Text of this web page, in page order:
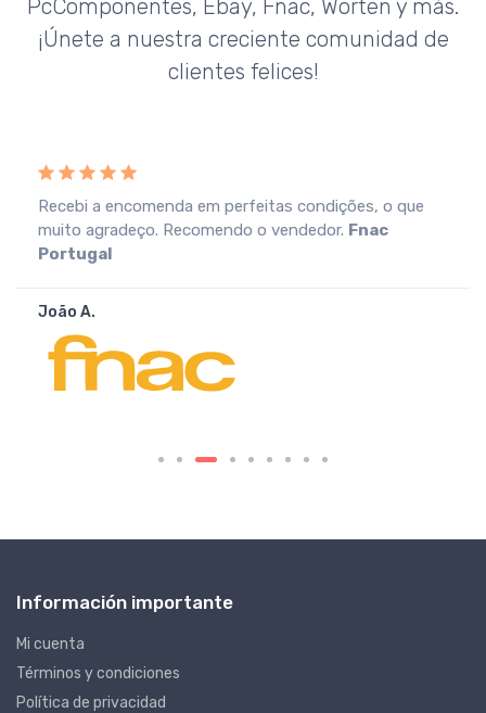
PcComponentes, Ebay, Fnac, Worten y más.
¡Únete a nuestra creciente comunidad de
clientes felices!
Recebi a encomenda em perfeitas condições, o que
muito agradeço. Recomendo o vendedor. Fnac
Portugal
João A.
Información importante
Mi cuenta
Términos y condiciones
Política de privacidad